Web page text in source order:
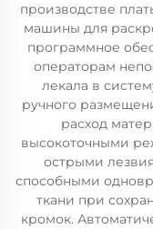
производстве
машины для
программное
операторам
лекала в
ручного
расход
высокоточными
острыми
способными
ткани при
кромок.